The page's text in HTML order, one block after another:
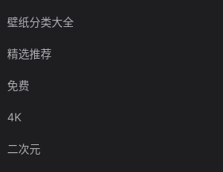
壁纸分类大全
精选推荐
免费
4K
二次元